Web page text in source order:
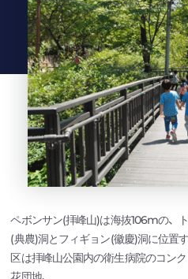
ペボンサン(拝峰山)は海抜106mの、
(典農)洞とフィギョン(徽慶)洞に位置
区は拝峰山公園内の衛生病院のコン